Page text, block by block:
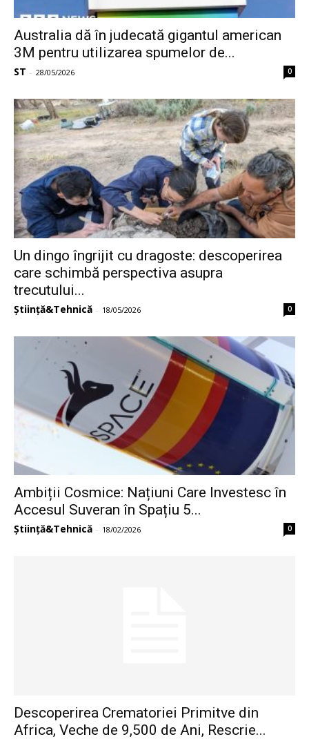
Australia dă în judecată gigantul american
3M pentru utilizarea spumelor de...
ST - 28/05/2026 0
Un dingo îngrijit cu dragoste: descoperirea
care schimbă perspectiva asupra
trecutului...
Știință&Tehnică - 18/05/2026 0
Ambiții Cosmice: Națiuni Care Investesc în
Accesul Suveran în Spațiu 5...
Știință&Tehnică - 18/02/2026 0
Descoperirea Crematoriei Primitve din
Africa, Veche de 9,500 de Ani, Rescrie...